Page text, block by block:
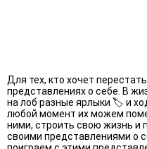
Для тех, кто хочет
представлениях о себе. В
на лоб разные ярлыки 🏷 и
любой момент их можем
ними, строить свою жизнь и
своими представлениями о